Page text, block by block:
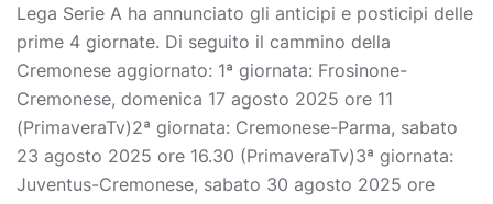
Lega Serie A ha annunciato gli anticipi e posticipi delle
prime 4 giornate. Di seguito il cammino della
Cremonese aggiornato: 1ª giornata: Frosinone-
Cremonese, domenica 17 agosto 2025 ore 11
(PrimaveraTv)2ª giornata: Cremonese-Parma, sabato
23 agosto 2025 ore 16.30 (PrimaveraTv)3ª giornata:
Juventus-Cremonese, sabato 30 agosto 2025 ore